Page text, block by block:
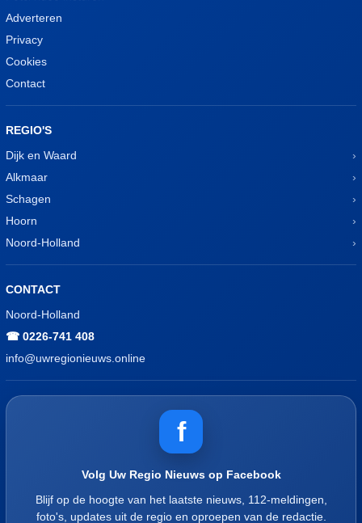
Adverteren
Privacy
Cookies
Contact
REGIO'S
Dijk en Waard
Alkmaar
Schagen
Hoorn
Noord-Holland
CONTACT
Noord-Holland
☎ 0226-741 408
info@uwregionieuws.online
f
Volg Uw Regio Nieuws op Facebook
Blijf op de hoogte van het laatste nieuws, 112-meldingen,
foto's, updates uit de regio en oproepen van de redactie.